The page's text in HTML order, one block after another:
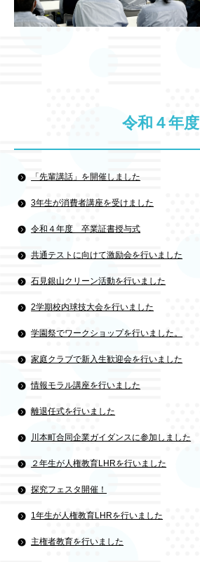
令和４年度
「先輩講話」を開催しました
3年生が消費者講座を受けました
令和４年度 卒業証書授与式
共通テストに向けて激励会を行いました
石見銀山クリーン活動を行いました
2学期校内球技大会を行いました
学園祭でワークショップを行いました。
家庭クラブで新入生歓迎会を行いました
情報モラル講座を行いました
離退任式を行いました
川本町合同企業ガイダンスに参加しました
２年生が人権教育LHRを行いました
探究フェスタ開催！
1年生が人権教育LHRを行いました
主権者教育を行いました